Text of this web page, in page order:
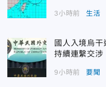
3小時前 生活
國人入境烏干
持續連繫交涉
9小時前 要聞